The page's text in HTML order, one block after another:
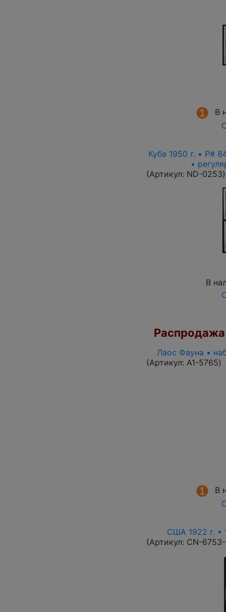
В
Куба 1950 г. • P#
•
(Артикул: ND-0253)
В
Распродажа
Лаос Фауна •
(Артикул: A1-5765)
В
США 1922 г. •
(Артикул: CN-